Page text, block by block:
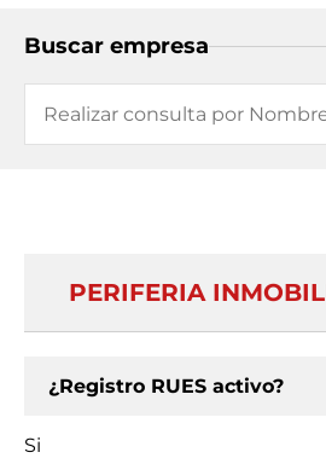
Buscar empresa
PERIFERIA
¿Registro RUES activo?
Si